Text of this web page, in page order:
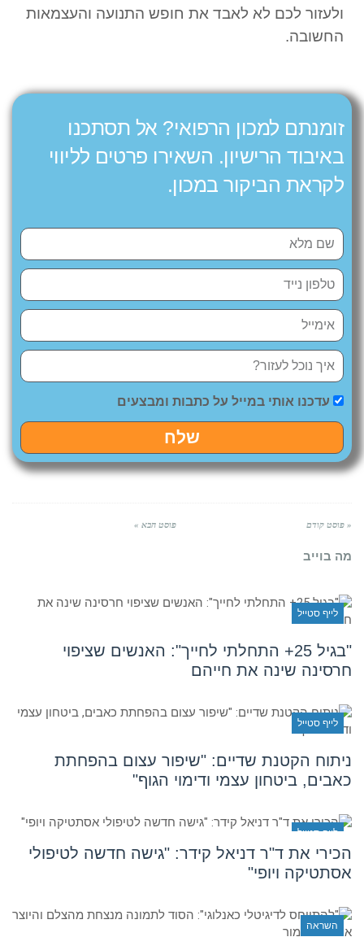
ולעזור לכם לא לאבד את חופש התנועה והעצמאות
החשובה.
זומנתם למכון הרפואי? אל תסתכנו
באיבוד הרישיון. השאירו פרטים לליווי
לקראת הביקור במכון.
עדכנו אותי במייל על כתבות ומבצעים
שלח
« פוסט קודם פוסט הבא »
מה בוייב
לייף סטייל
"בגיל 25+ התחלתי לחייך": האנשים שציפוי
חרסינה שינה את חייהם
לייף סטייל
ניתוח הקטנת שדיים: "שיפור עצום בהפחתת
כאבים, ביטחון עצמי ודימוי הגוף"
לייף סטייל
הכירי את ד"ר דניאל קידר: "גישה חדשה לטיפולי
אסתטיקה ויופי"
השראה